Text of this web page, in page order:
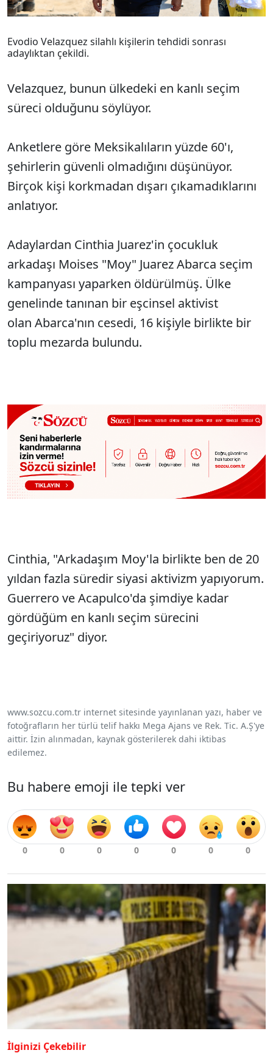
Evodio Velazquez silahlı kişilerin tehdidi sonrası
adaylıktan çekildi.
Velazquez, bunun ülkedeki en kanlı seçim
süreci olduğunu söylüyor.
Anketlere göre Meksikalıların yüzde 60'ı,
şehirlerin güvenli olmadığını düşünüyor.
Birçok kişi korkmadan dışarı çıkamadıklarını
anlatıyor.
Adaylardan Cinthia Juarez'in çocukluk
arkadaşı Moises "Moy" Juarez Abarca seçim
kampanyası yaparken öldürülmüş. Ülke
genelinde tanınan bir eşcinsel aktivist
olan Abarca'nın cesedi, 16 kişiyle birlikte bir
toplu mezarda bulundu.
Cinthia, "Arkadaşım Moy'la birlikte ben de 20
yıldan fazla süredir siyasi aktivizm yapıyorum.
Guerrero ve Acapulco'da şimdiye kadar
gördüğüm en kanlı seçim sürecini
geçiriyoruz" diyor.
www.sozcu.com.tr internet sitesinde yayınlanan yazı, haber ve
fotoğrafların her türlü telif hakkı Mega Ajans ve Rek. Tic. A.Ş'ye
aittir. İzin alınmadan, kaynak gösterilerek dahi iktibas
edilemez.
Bu habere emoji ile tepki ver
İlginizi Çekebilir